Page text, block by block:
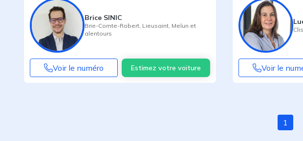
Brice SINIC
Brie-Comte-Robert Lieusaint Melun et
alentours
Voir le numéro Estimez votre voiture Voir le
1